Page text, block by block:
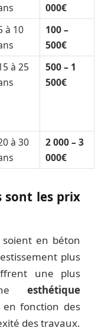
000€
à 10
100 –
500€
à 25
500 – 1
500€
à 30
2 000 – 3
000€
sont les prix
soient en béton
plus
une plus
esthétique
fonction des
des travaux.